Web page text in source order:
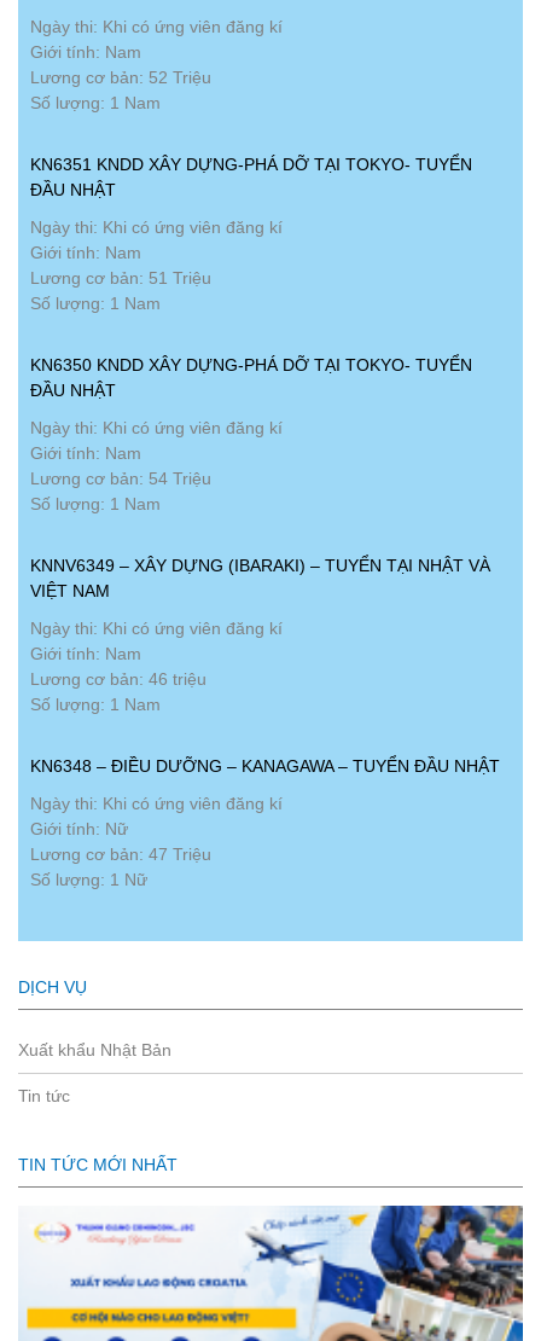
Ngày thi: Khi có ứng viên đăng kí
Giới tính: Nam
Lương cơ bản: 52 Triệu
Số lượng: 1 Nam
KN6351 KNDD XÂY DỰNG-PHÁ DỠ TẠI TOKYO- TUYỂN
ĐẦU NHẬT
Ngày thi: Khi có ứng viên đăng kí
Giới tính: Nam
Lương cơ bản: 51 Triệu
Số lượng: 1 Nam
KN6350 KNDD XÂY DỰNG-PHÁ DỠ TẠI TOKYO- TUYỂN
ĐẦU NHẬT
Ngày thi: Khi có ứng viên đăng kí
Giới tính: Nam
Lương cơ bản: 54 Triệu
Số lượng: 1 Nam
KNNV6349 – XÂY DỰNG (IBARAKI) – TUYỂN TẠI NHẬT VÀ
VIỆT NAM
Ngày thi: Khi có ứng viên đăng kí
Giới tính: Nam
Lương cơ bản: 46 triệu
Số lượng: 1 Nam
KN6348 – ĐIỀU DƯỠNG – KANAGAWA – TUYỂN ĐẦU NHẬT
Ngày thi: Khi có ứng viên đăng kí
Giới tính: Nữ
Lương cơ bản: 47 Triệu
Số lượng: 1 Nữ
DỊCH VỤ
Xuất khẩu Nhật Bản
Tin tức
TIN TỨC MỚI NHẤT